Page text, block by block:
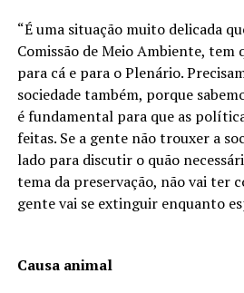
“É uma situação muito delicada
Comissão de Meio Ambiente, tem
para cá e para o Plenário.
sociedade também, porque
é fundamental para que as
feitas. Se a gente não trouxer a
lado para discutir o quão
tema da preservação, não vai ter
gente vai se extinguir enquanto
Causa animal